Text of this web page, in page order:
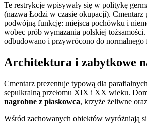
Te restrykcje wpisywały się w politykę
(nazwa Łodzi w czasie okupacji). Cmentarz
podwójną funkcję: miejsca pochówku i
wobec prób wymazania polskiej
odbudowano i przywrócono do normalnego
Architektura i zabytkowe
Cmentarz prezentuje typową dla
sepulkralną przełomu XIX i XX wieku.
nagrobne z piaskowca, krzyże żeliwne
Wśród zachowanych obiektów wyróżniają